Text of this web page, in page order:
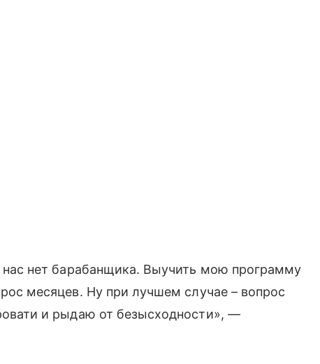
нас нет барабанщика. Выучить мою программу
месяцев. Ну при лучшем случае – вопрос
и рыдаю от безысходности», —